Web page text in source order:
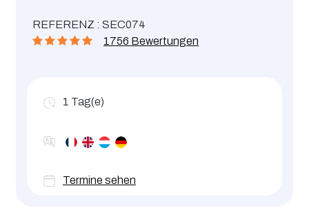
und umsetzen.
REFERENZ : SEC074
1756 Bewertungen
1 Tag(e)
Termine sehen